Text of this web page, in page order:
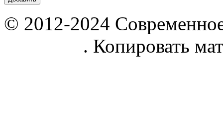
© 2012-2024
. Копировать